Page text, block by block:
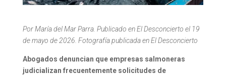
Por María del Mar Parra. Publicado en El Desconcierto el 19
de mayo de 2026. Fotografía publicada en El Desconcierto
Abogados denuncian que empresas salmoneras
judicializan frecuentemente solicitudes de